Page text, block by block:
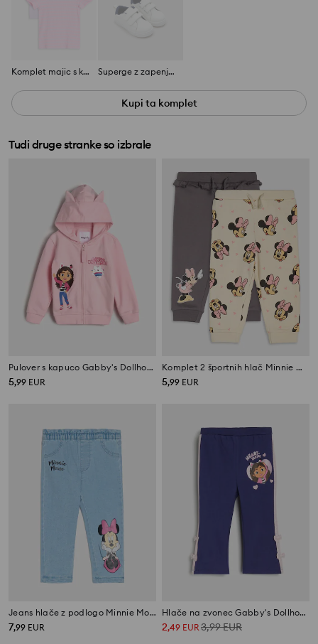
Komplet majic s kratkimi rokavi 2 kosa Superge z zapenjanjem na ježka
Kupi ta komplet
Tudi druge stranke so izbrale
Pulover s kapuco Gabby's Dollhouse
5,99 EUR
Komplet 2 športnih hlač Minnie Mouse
5,99 EUR
Jeans hlače z podlogo Minnie Mouse
7,99 EUR
Hlače na zvonec Gabby's Dollhouse
2,49 EUR 3,99EUR